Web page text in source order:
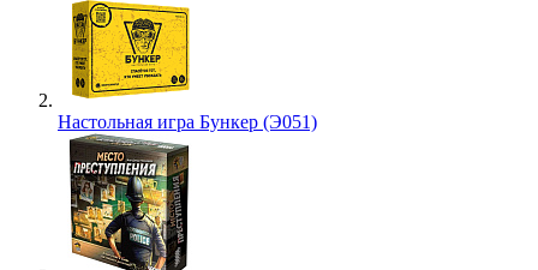
Настольная игра Бункер (Э051)